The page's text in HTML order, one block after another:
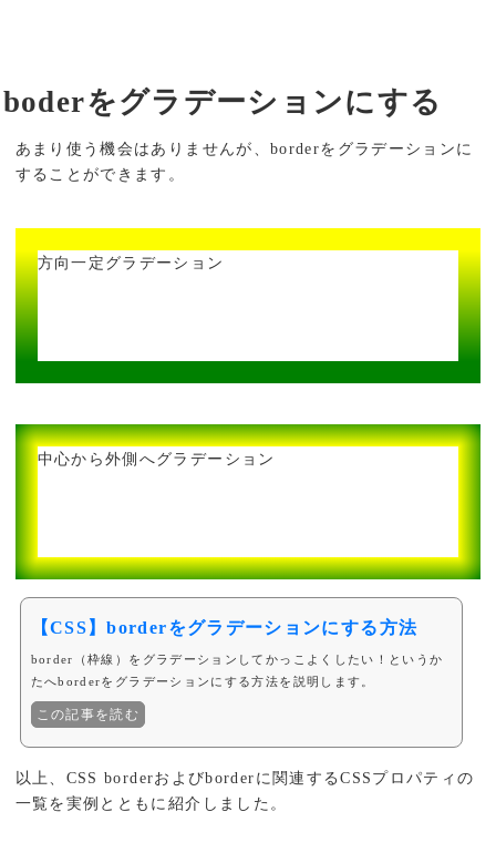
boderをグラデーションにする
あまり使う機会はありませんが、borderをグラデーションに
することができます。
方向一定グラデーション
中心から外側へグラデーション
【CSS】borderをグラデーションにする方法
border（枠線）をグラデーションしてかっこよくしたい！というか
たへborderをグラデーションにする方法を説明します。
この記事を読む
以上、CSS borderおよびborderに関連するCSSプロパティの
一覧を実例とともに紹介しました。